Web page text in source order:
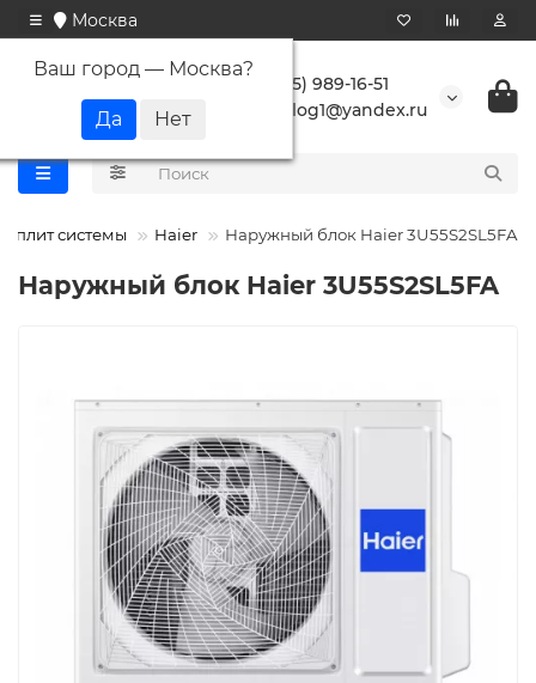
Москва
Ваш город — Москва?
+7 (495) 989-16-51
buranlog1@yandex.ru
системы Haier Наружный блок Haier 3U55S2SL5FA
Наружный блок Haier 3U55S2SL5FA